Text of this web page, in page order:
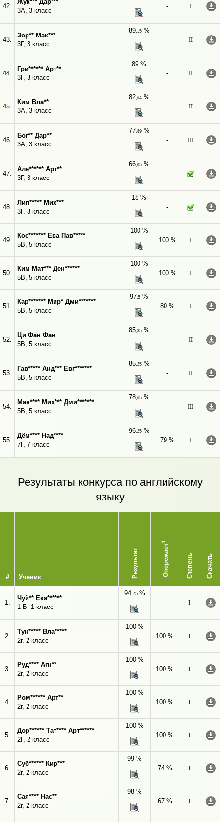
42.
Жук*** Дар***
3А, 3 класс
-
I
43.
Зор** Мак***
3Г, 3 класс
89,15%
-
II
44.
Гри****** Арт**
3Г, 3 класс
89 %
-
II
45.
Ким Вла**
3А, 3 класс
82,64%
-
II
46.
Бог** Дар**
3А, 3 класс
77,89%
-
III
47.
Але****** Арт**
3Г, 3 класс
66,05%
-
48.
Лип***** Мих***
3Г, 3 класс
18 %
-
49.
Кос******* Ева Пав*****
5В, 5 класс
100 %
100 %
I
50.
Ким Мат*** Ден******
5В, 5 класс
100 %
100 %
I
51.
Кар******* Мир* Дми*******
5В, 5 класс
97,5 %
80 %
I
52.
Ци Фан Фан
5В, 5 класс
85,85%
-
II
53.
Гав***** Анд*** Евг*******
5В, 5 класс
85,25%
-
II
54.
Ман**** Мих*** Дми*******
5В, 5 класс
78,65%
-
III
55.
Дём**** Над****
7Г, 7 класс
96,25%
79 %
I
Результаты конкурса по английскому
языку
# Ученик Результат Опережает
1
Степень Скачать
1.
Чуй** Ека******
1 Б, 1 класс
94,75%
-
I
2.
Тун***** Вла*****
2г, 2 класс
100 %
100 %
I
3.
Руд**** Агн**
2г, 2 класс
100 %
100 %
I
4.
Ром****** Арт**
2г, 2 класс
100 %
100 %
I
5.
Дор****** Тат**** Арт******
2Г, 2 класс
100 %
100 %
I
6.
Суб****** Кир***
2г, 2 класс
99 %
74 %
I
7.
Сая**** Нас**
2г, 2 класс
98 %
67 %
I